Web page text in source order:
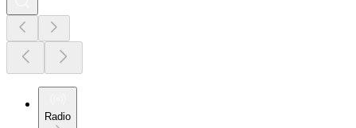
Radio